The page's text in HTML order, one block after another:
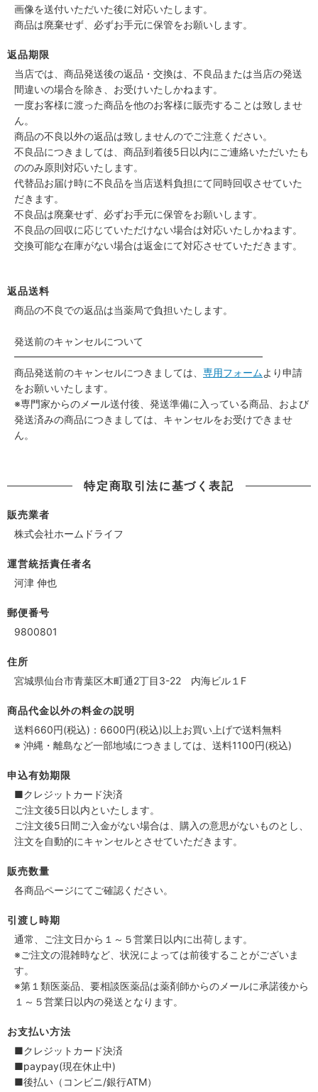
画像を送付いただいた後に対応いたします。
商品は廃棄せず、必ずお手元に保管をお願いします。
返品期限
当店では、商品発送後の返品・交換は、不良品または当店の発送
間違いの場合を除き、お受けいたしかねます。
一度お客様に渡った商品を他のお客様に販売することは致しませ
ん。
商品の不良以外の返品は致しませんのでご注意ください。
不良品につきましては、商品到着後5日以内にご連絡いただいたも
ののみ原則対応いたします。
代替品お届け時に不良品を当店送料負担にて同時回収させていた
だきます。
不良品は廃棄せず、必ずお手元に保管をお願いします。
不良品の回収に応じていただけない場合は対応いたしかねます。
交換可能な在庫がない場合は返金にて対応させていただきます。
返品送料
商品の不良での返品は当薬局で負担いたします。
発送前のキャンセルについて
━━━━━━━━━━━━━━━━━━━━━━━━━
商品発送前のキャンセルにつきましては、 専用フォームより申請
をお願いいたします。
※専門家からのメール送付後、発送準備に入っている商品、および
発送済みの商品につきましては、キャンセルをお受けできませ
ん。
特定商取引法に基づく表記
販売業者
株式会社ホームドライフ
運営統括責任者名
河津 伸也
郵便番号
9800801
住所
宮城県仙台市青葉区木町通2丁目3-22 内海ビル１F
商品代金以外の料金の説明
送料660円(税込)：6600円(税込)以上お買い上げで送料無料
※ 沖縄・離島など一部地域につきましては、送料1100円(税込)
申込有効期限
■クレジットカード決済
ご注文後5日以内といたします。
ご注文後5日間ご入金がない場合は、購入の意思がないものとし、
注文を自動的にキャンセルとさせていただきます。
販売数量
各商品ページにてご確認ください。
引渡し時期
通常、ご注文日から１～５営業日以内に出荷します。
※ご注文の混雑時など、状況によっては前後することがございま
す。
※第１類医薬品、要相談医薬品は薬剤師からのメールに承諾後から
１～５営業日以内の発送となります。
お支払い方法
■クレジットカード決済
■paypay(現在休止中)
■後払い（コンビニ/銀行ATM）